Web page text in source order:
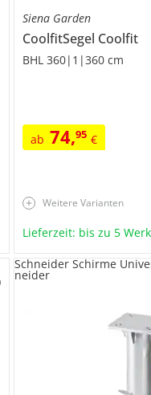
Siena Garden
CoolfitSegel Coolfit
BHL 360|1|360 cm
ab 74,95 €
Weitere Varianten
Lieferzeit: bis zu 5
Schneider Schirme
neider